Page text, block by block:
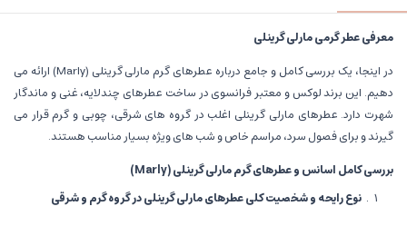
معرفی عطر گرمی مارلی گرینلی
در اینجا، یک بررسی کامل و جامع درباره عطرهای گرم مارلی گرینلی (Marly) ارائه می
دهیم. این برند لوکس و معتبر فرانسوی در ساخت عطرهای چندلایه، غنی و ماندگار
شهرت دارد. عطرهای مارلی گرینلی اغلب در گروه های شرقی، چوبی و گرم قرار می
گیرند و برای فصول سرد، مراسم خاص و شب های ویژه بسیار مناسب هستند.
بررسی کامل اسانس و عطرهای گرم مارلی گرینلی(Marly)
نوع رایحه و شخصیت کلی عطرهای مارلی گرینلی در گروه گرم و شرقی